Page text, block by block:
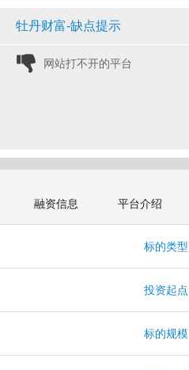
牡丹财富-缺点提示
网站打不开的平台
融资信息 平台介绍
标的类型
投资起点
标的规模